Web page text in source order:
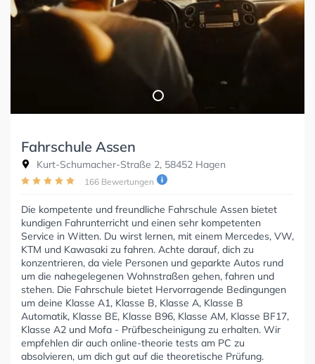
Fahrschule Assen
Kurt-Schumacher-Straße 2, 58452 Hagen
166 Bewertungen
Die kompetente und freundliche Fahrschule Assen bietet
kundigen Fahrunterricht und einen sehr kompetenten
Service in Witten. Du wirst lernen, mit einem Mercedes, VW,
KTM und Kawasaki zu fahren. Achte darauf, dich zu
konzentrieren, da viele Personen und geparkte Autos rund
um die nahegelegenen Wohnstraßen gehen, fahren und
stehen. Die Fahrschule bietet Hervorragende Bedingungen
um deine Klasse A1, Klasse B, Klasse A, Klasse B
Automatik, Klasse BE, Klasse B96, Klasse AM, Klasse BF17,
Klasse A2 und Mofa - Prüfbescheinigung zu erhalten. Wir
empfehlen dir auch online-theorie tests am PC zu
absolvieren, um dich gut auf die theoretische Prüfung.